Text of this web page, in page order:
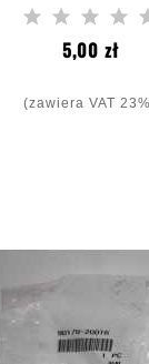
5,00 złCena
(zawiera VAT